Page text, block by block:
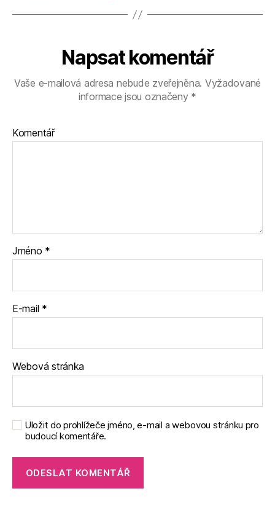
Napsat komentář
Vaše e-mailová adresa nebude zveřejněna. Vyžadované
informace jsou označeny *
Komentář
Jméno *
E-mail *
Webová stránka
Uložit do prohlížeče jméno, e-mail a webovou stránku pro
budoucí komentáře.